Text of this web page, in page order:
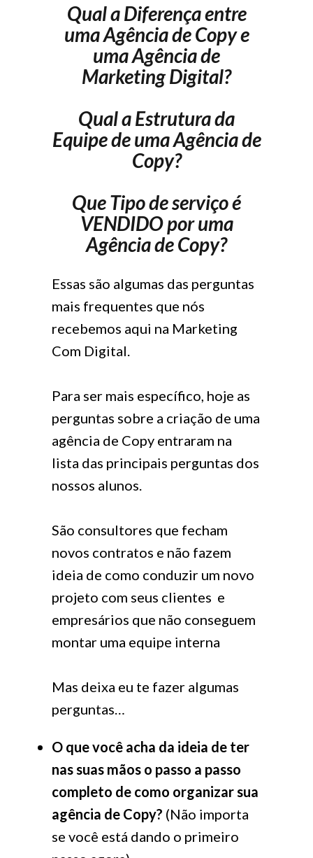
Qual a Diferença entre
uma Agência de Copy e
uma Agência de
Marketing Digital?
Qual a Estrutura da
Equipe de uma Agência de
Copy?
Que Tipo de serviço é
VENDIDO por uma
Agência de Copy?
Essas são algumas das perguntas
mais frequentes que nós
recebemos aqui na Marketing
Com Digital.
Para ser mais específico, hoje as
perguntas sobre a criação de uma
agência de Copy entraram na
lista das principais perguntas dos
nossos alunos.
São consultores que fecham
novos contratos e não fazem
ideia de como conduzir um novo
projeto com seus clientes e
empresários que não conseguem
montar uma equipe interna
Mas deixa eu te fazer algumas
perguntas…
O que você acha da ideia de ter
nas suas mãos o passo a passo
completo de como organizar sua
agência de Copy? (Não importa
se você está dando o primeiro